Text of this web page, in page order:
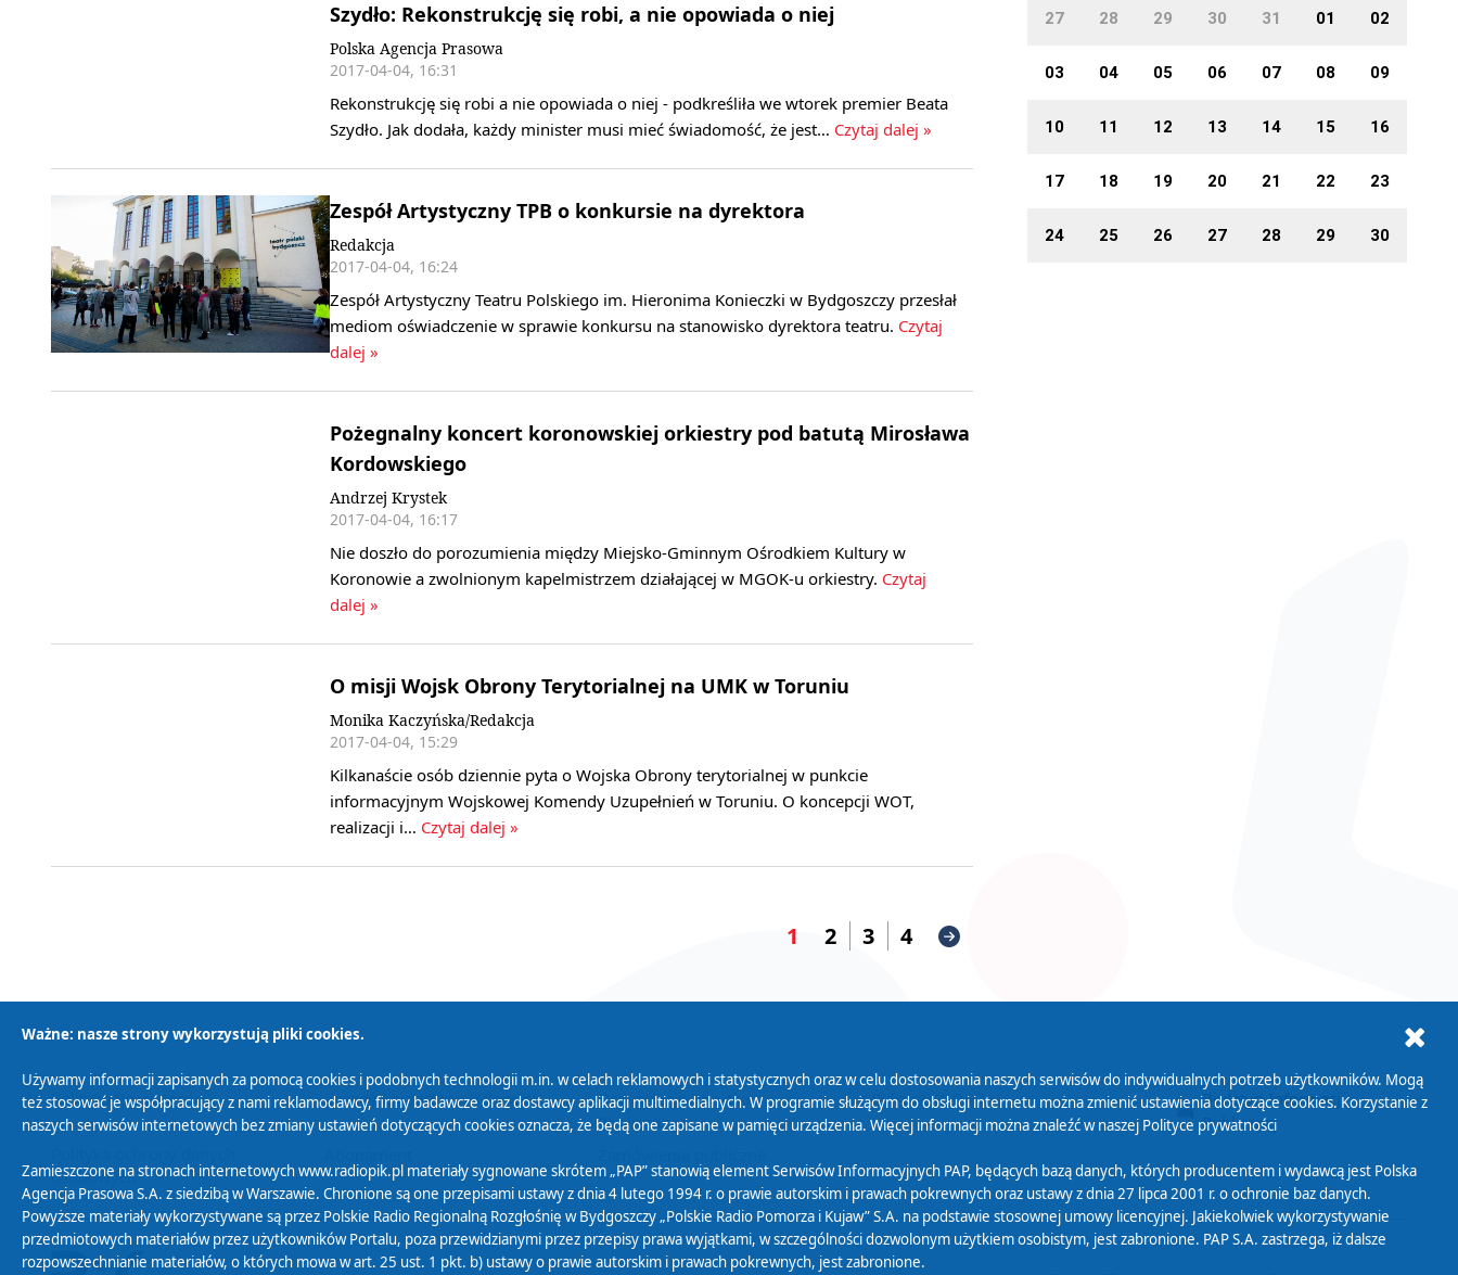
Szydło: Rekonstrukcję się robi, a nie opowiada o niej
Polska Agencja Prasowa
2017-04-04, 16:31
Rekonstrukcję się robi a nie opowiada o niej - podkreśliła we wtorek premier Beata
Szydło. Jak dodała, każdy minister musi mieć świadomość, że jest… Czytaj dalej »
Zespół Artystyczny TPB o konkursie na dyrektora
Redakcja
2017-04-04, 16:24
Zespół Artystyczny Teatru Polskiego im. Hieronima Konieczki w Bydgoszczy przesłał
mediom oświadczenie w sprawie konkursu na stanowisko dyrektora teatru. Czytaj
dalej »
Pożegnalny koncert koronowskiej orkiestry pod batutą Mirosława
Kordowskiego
Andrzej Krystek
2017-04-04, 16:17
Nie doszło do porozumienia między Miejsko-Gminnym Ośrodkiem Kultury w
Koronowie a zwolnionym kapelmistrzem działającej w MGOK-u orkiestry. Czytaj
dalej »
O misji Wojsk Obrony Terytorialnej na UMK w Toruniu
Monika Kaczyńska/Redakcja
2017-04-04, 15:29
Kilkanaście osób dziennie pyta o Wojska Obrony terytorialnej w punkcie
informacyjnym Wojskowej Komendy Uzupełnień w Toruniu. O koncepcji WOT,
realizacji i… Czytaj dalej »
1 2 3 4
27 28 29 30 31 01 02
03 04 05 06 07 08 09
10 11 12 13 14 15 16
17 18 19 20 21 22 23
24 25 26 27 28 29 30
Polityka Prywatności Zasady korzystania z Serwisu
Organizacje Pożytku
Publicznego
Cyfryzacja DAB+
osobowych
Biuletyn Informacji
Publicznej
Ważne: nasze strony wykorzystują pliki cookies.
Używamy informacji zapisanych za pomocą cookies i podobnych technologii m.in. w celach reklamowych i statystycznych oraz w celu dostosowania naszych serwisów do indywidualnych potrzeb użytkowników. Mogą
też stosować je współpracujący z nami reklamodawcy, firmy badawcze oraz dostawcy aplikacji multimedialnych. W programie służącym do obsługi internetu można zmienić ustawienia dotyczące cookies. Korzystanie z
naszych serwisów internetowych bez zmiany ustawień dotyczących cookies oznacza, że będą one zapisane w pamięci urządzenia. Więcej informacji można znaleźć w naszej Polityce prywatności
Zamieszczone na stronach internetowych www.radiopik.pl materiały sygnowane skrótem „PAP” stanowią element Serwisów Informacyjnych PAP, będących bazą danych, których producentem i wydawcą jest Polska
Agencja Prasowa S.A. z siedzibą w Warszawie. Chronione są one przepisami ustawy z dnia 4 lutego 1994 r. o prawie autorskim i prawach pokrewnych oraz ustawy z dnia 27 lipca 2001 r. o ochronie baz danych.
Powyższe materiały wykorzystywane są przez Polskie Radio Regionalną Rozgłośnię w Bydgoszczy „Polskie Radio Pomorza i Kujaw” S.A. na podstawie stosownej umowy licencyjnej. Jakiekolwiek wykorzystywanie
przedmiotowych materiałów przez użytkowników Portalu, poza przewidzianymi przez przepisy prawa wyjątkami, w szczególności dozwolonym użytkiem osobistym, jest zabronione. PAP S.A. zastrzega, iż dalsze
rozpowszechnianie materiałów, o których mowa w art. 25 ust. 1 pkt. b) ustawy o prawie autorskim i prawach pokrewnych, jest zabronione.